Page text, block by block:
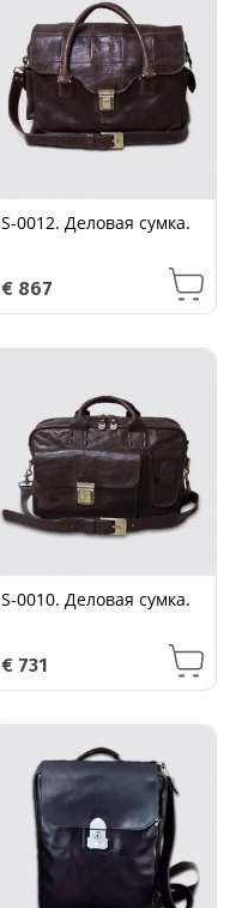
S-0012. Деловая сумка.
€ 867
S-0010. Деловая сумка.
€ 731